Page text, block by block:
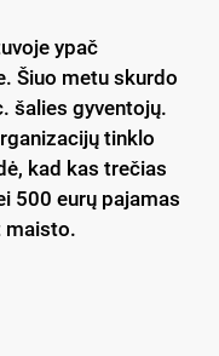
ypač
Šiuo metu skurdo
šalies gyventojų.
tinklo
kad kas trečias
500 eurų pajamas
maisto.